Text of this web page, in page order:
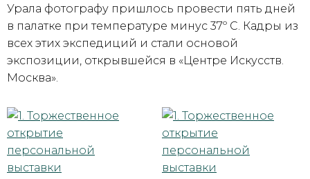
Урала фотографу пришлось провести пять дней
в палатке при температуре минус 37º С. Кадры из
всех этих экспедиций и стали основой
экспозиции, открывшейся в «Центре Искусств.
Москва».